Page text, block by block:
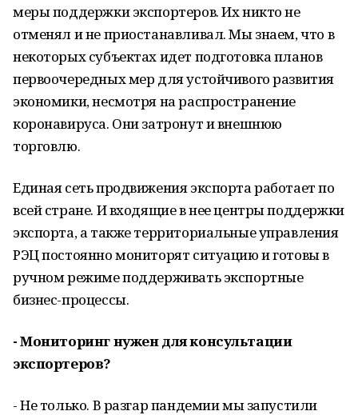
меры поддержки экспортеров. Их никто не
отменял и не приостанавливал. Мы знаем, что в
некоторых субъектах идет подготовка планов
первоочередных мер для устойчивого развития
экономики, несмотря на распространение
коронавируса. Они затронут и внешнюю
торговлю.
Единая сеть продвижения экспорта работает по
всей стране. И входящие в нее центры поддержки
экспорта, а также территориальные управления
РЭЦ постоянно мониторят ситуацию и готовы в
ручном режиме поддерживать экспортные
бизнес-процессы.
- Мониторинг нужен для консультации
экспортеров?
- Не только. В разгар пандемии мы запустили